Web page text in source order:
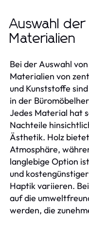
Auswahl der
Materialien
Bei der Auswahl
Materialien von
und Kunststoffe
in der
Jedes Material hat
Nachteile
Ästhetik. Holz
Atmosphäre,
langlebige Option
und
Haptik variieren.
auf die
werden, die